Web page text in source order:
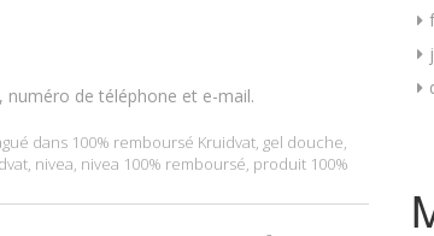
numéro de téléphone et e-mail.
dans 100% remboursé Kruidvat, gel douche,
, nivea, nivea 100% remboursé, produit 100%